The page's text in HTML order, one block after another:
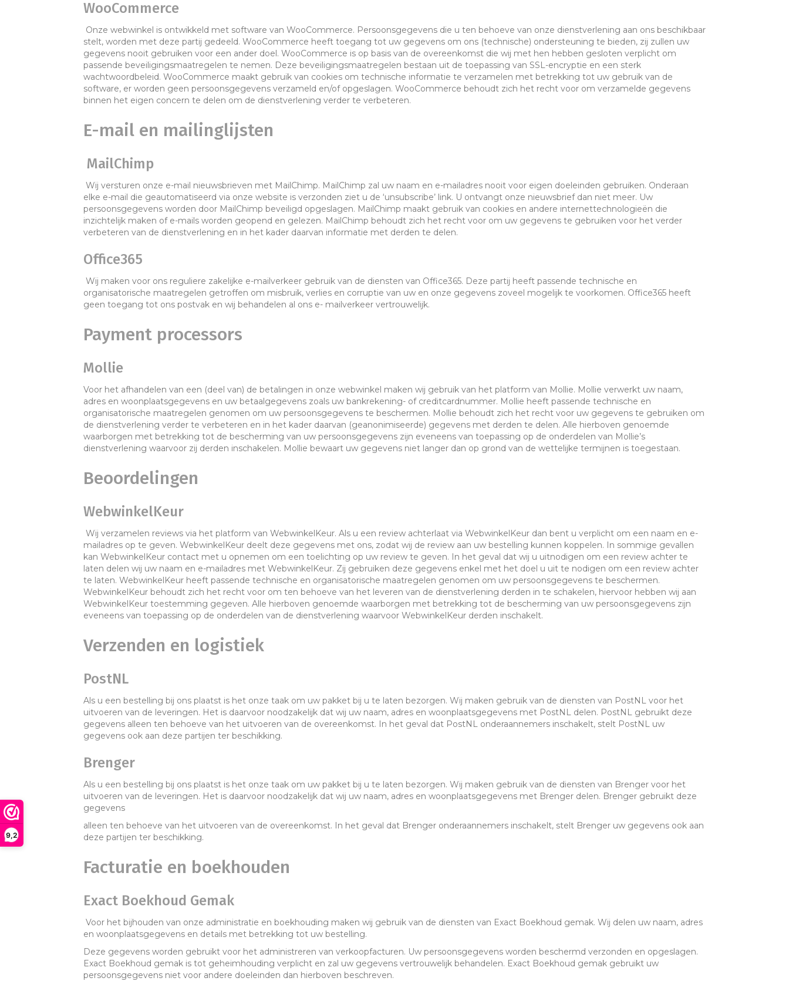
9,2
WooCommerce
Onze webwinkel is ontwikkeld met software van WooCommerce. Persoonsgegevens die u ten behoeve van onze dienstverlening aan ons beschikbaar
stelt, worden met deze partij gedeeld. WooCommerce heeft toegang tot uw gegevens om ons (technische) ondersteuning te bieden, zij zullen uw
gegevens nooit gebruiken voor een ander doel. WooCommerce is op basis van de overeenkomst die wij met hen hebben gesloten verplicht om
passende beveiligingsmaatregelen te nemen. Deze beveiligingsmaatregelen bestaan uit de toepassing van SSL-encryptie en een sterk
wachtwoordbeleid. WooCommerce maakt gebruik van cookies om technische informatie te verzamelen met betrekking tot uw gebruik van de
software, er worden geen persoonsgegevens verzameld en/of opgeslagen. WooCommerce behoudt zich het recht voor om verzamelde gegevens
binnen het eigen concern te delen om de dienstverlening verder te verbeteren.
E-mail en mailinglijsten
MailChimp
Wij versturen onze e-mail nieuwsbrieven met MailChimp. MailChimp zal uw naam en e-mailadres nooit voor eigen doeleinden gebruiken. Onderaan
elke e-mail die geautomatiseerd via onze website is verzonden ziet u de ‘unsubscribe’ link. U ontvangt onze nieuwsbrief dan niet meer. Uw
persoonsgegevens worden door MailChimp beveiligd opgeslagen. MailChimp maakt gebruik van cookies en andere internettechnologieën die
inzichtelijk maken of e-mails worden geopend en gelezen. MailChimp behoudt zich het recht voor om uw gegevens te gebruiken voor het verder
verbeteren van de dienstverlening en in het kader daarvan informatie met derden te delen.
Office365
Wij maken voor ons reguliere zakelijke e-mailverkeer gebruik van de diensten van Office365. Deze partij heeft passende technische en
organisatorische maatregelen getroffen om misbruik, verlies en corruptie van uw en onze gegevens zoveel mogelijk te voorkomen. Office365 heeft
geen toegang tot ons postvak en wij behandelen al ons e- mailverkeer vertrouwelijk.
Payment processors
Mollie
Voor het afhandelen van een (deel van) de betalingen in onze webwinkel maken wij gebruik van het platform van Mollie. Mollie verwerkt uw naam,
adres en woonplaatsgegevens en uw betaalgegevens zoals uw bankrekening- of creditcardnummer. Mollie heeft passende technische en
organisatorische maatregelen genomen om uw persoonsgegevens te beschermen. Mollie behoudt zich het recht voor uw gegevens te gebruiken om
de dienstverlening verder te verbeteren en in het kader daarvan (geanonimiseerde) gegevens met derden te delen. Alle hierboven genoemde
waarborgen met betrekking tot de bescherming van uw persoonsgegevens zijn eveneens van toepassing op de onderdelen van Mollie’s
dienstverlening waarvoor zij derden inschakelen. Mollie bewaart uw gegevens niet langer dan op grond van de wettelijke termijnen is toegestaan.
Beoordelingen
WebwinkelKeur
Wij verzamelen reviews via het platform van WebwinkelKeur. Als u een review achterlaat via WebwinkelKeur dan bent u verplicht om een naam en e-
mailadres op te geven. WebwinkelKeur deelt deze gegevens met ons, zodat wij de review aan uw bestelling kunnen koppelen. In sommige gevallen
kan WebwinkelKeur contact met u opnemen om een toelichting op uw review te geven. In het geval dat wij u uitnodigen om een review achter te
laten delen wij uw naam en e-mailadres met WebwinkelKeur. Zij gebruiken deze gegevens enkel met het doel u uit te nodigen om een review achter
te laten. WebwinkelKeur heeft passende technische en organisatorische maatregelen genomen om uw persoonsgegevens te beschermen.
WebwinkelKeur behoudt zich het recht voor om ten behoeve van het leveren van de dienstverlening derden in te schakelen, hiervoor hebben wij aan
WebwinkelKeur toestemming gegeven. Alle hierboven genoemde waarborgen met betrekking tot de bescherming van uw persoonsgegevens zijn
eveneens van toepassing op de onderdelen van de dienstverlening waarvoor WebwinkelKeur derden inschakelt.
Verzenden en logistiek
PostNL
Als u een bestelling bij ons plaatst is het onze taak om uw pakket bij u te laten bezorgen. Wij maken gebruik van de diensten van PostNL voor het
uitvoeren van de leveringen. Het is daarvoor noodzakelijk dat wij uw naam, adres en woonplaatsgegevens met PostNL delen. PostNL gebruikt deze
gegevens alleen ten behoeve van het uitvoeren van de overeenkomst. In het geval dat PostNL onderaannemers inschakelt, stelt PostNL uw
gegevens ook aan deze partijen ter beschikking.
Brenger
Als u een bestelling bij ons plaatst is het onze taak om uw pakket bij u te laten bezorgen. Wij maken gebruik van de diensten van Brenger voor het
uitvoeren van de leveringen. Het is daarvoor noodzakelijk dat wij uw naam, adres en woonplaatsgegevens met Brenger delen. Brenger gebruikt deze
gegevens
alleen ten behoeve van het uitvoeren van de overeenkomst. In het geval dat Brenger onderaannemers inschakelt, stelt Brenger uw gegevens ook aan
deze partijen ter beschikking.
Facturatie en boekhouden
Exact Boekhoud Gemak
Voor het bijhouden van onze administratie en boekhouding maken wij gebruik van de diensten van Exact Boekhoud gemak. Wij delen uw naam, adres
en woonplaatsgegevens en details met betrekking tot uw bestelling.
Deze gegevens worden gebruikt voor het administreren van verkoopfacturen. Uw persoonsgegevens worden beschermd verzonden en opgeslagen.
Exact Boekhoud gemak is tot geheimhouding verplicht en zal uw gegevens vertrouwelijk behandelen. Exact Boekhoud gemak gebruikt uw
persoonsgegevens niet voor andere doeleinden dan hierboven beschreven.